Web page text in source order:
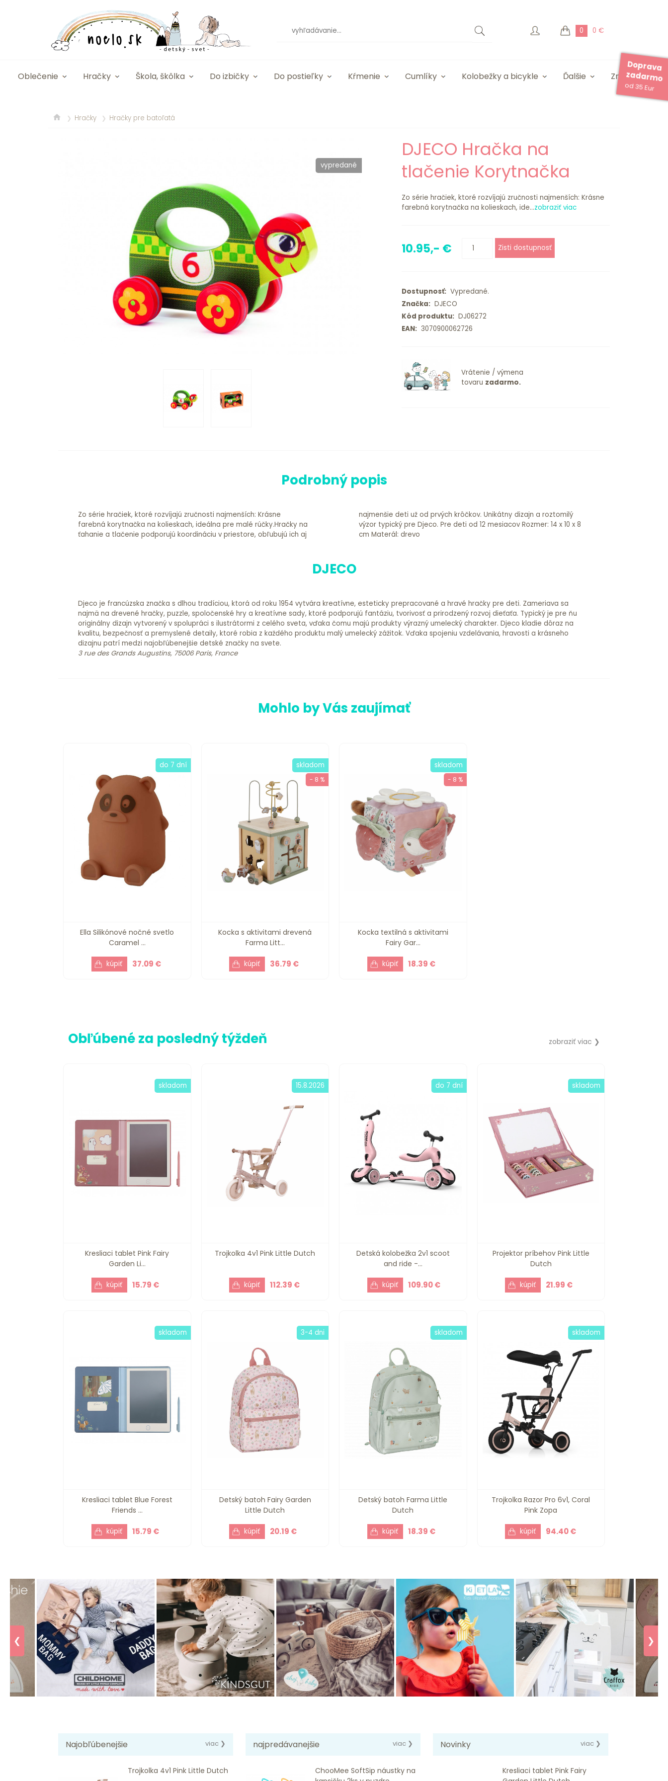
0 0 €
Doprava
zadarmo
od 35 Eur
Oblečenie Hračky Škola, škôlka Do izbičky Do postieľky Kŕmenie Cumlíky Kolobežky a bicykle Ďalšie Značky
❯ Hračky ❯ Hračky pre batoľatá
vypredané
DJECO Hračka na
tlačenie Korytnačka
Zo série hračiek, ktoré rozvíjajú zručnosti najmenších: Krásne
farebná korytnačka na kolieskach, ide...zobraziť viac
10.95,- €
Dostupnosť:Vypredané.
Značka:DJECO
Kód produktu:DJ06272
EAN:3070900062726
Vrátenie / výmena
tovaru zadarmo.
Podrobný popis
Zo série hračiek, ktoré rozvíjajú zručnosti najmenších: Krásne
farebná korytnačka na kolieskach, ideálna pre malé rúčky.Hračky na
ťahanie a tlačenie podporujú koordináciu v priestore, obľubujú ich aj
najmenšie deti už od prvých krôčkov. Unikátny dizajn a roztomilý
výzor typický pre Djeco. Pre deti od 12 mesiacov Rozmer: 14 x 10 x 8
cm Materál: drevo
DJECO
Djeco je francúzska značka s dlhou tradíciou, ktorá od roku 1954 vytvára kreatívne, esteticky prepracované a hravé hračky pre deti. Zameriava sa
najmä na drevené hračky, puzzle, spoločenské hry a kreatívne sady, ktoré podporujú fantáziu, tvorivosť a prirodzený rozvoj dieťaťa. Typický je pre ňu
originálny dizajn vytvorený v spolupráci s ilustrátormi z celého sveta, vďaka čomu majú produkty výrazný umelecký charakter. Djeco kladie dôraz na
kvalitu, bezpečnosť a premyslené detaily, ktoré robia z každého produktu malý umelecký zážitok. Vďaka spojeniu vzdelávania, hravosti a krásneho
dizajnu patrí medzi najobľúbenejšie detské značky na svete.
3 rue des Grands Augustins, 75006 Paris, France
Mohlo by Vás zaujímať
Ella Silikónové nočné svetlo
Caramel ...
37.09 €
do 7 dní
Kocka s aktivitami drevená
Farma Litt...
36.79 €
skladom
- 8 %
Kocka textilná s aktivitami
Fairy Gar...
18.39 €
skladom
- 8 %
Obľúbené za posledný týždeň zobraziť viac ❯
Kresliaci tablet Pink Fairy
Garden Li...
15.79 €
skladom
Trojkolka 4v1 Pink Little Dutch
112.39 €
15.8.2026
Detská kolobežka 2v1 scoot
and ride -...
109.90 €
do 7 dní
Projektor príbehov Pink Little
Dutch
21.99 €
skladom
Kresliaci tablet Blue Forest
Friends ...
15.79 €
skladom
Detský batoh Fairy Garden
Little Dutch
20.19 €
3-4 dni
Detský batoh Farma Little
Dutch
18.39 €
skladom
Trojkolka Razor Pro 6v1, Coral
Pink Zopa
94.40 €
skladom
❮ ❯
Najobľúbenejšie viac ❯
Trojkolka 4v1 Pink Little Dutch
najpredávanejšie viac ❯
ChooMee SoftSip náustky na
Novinky viac ❯
Kresliaci tablet Pink Fairy